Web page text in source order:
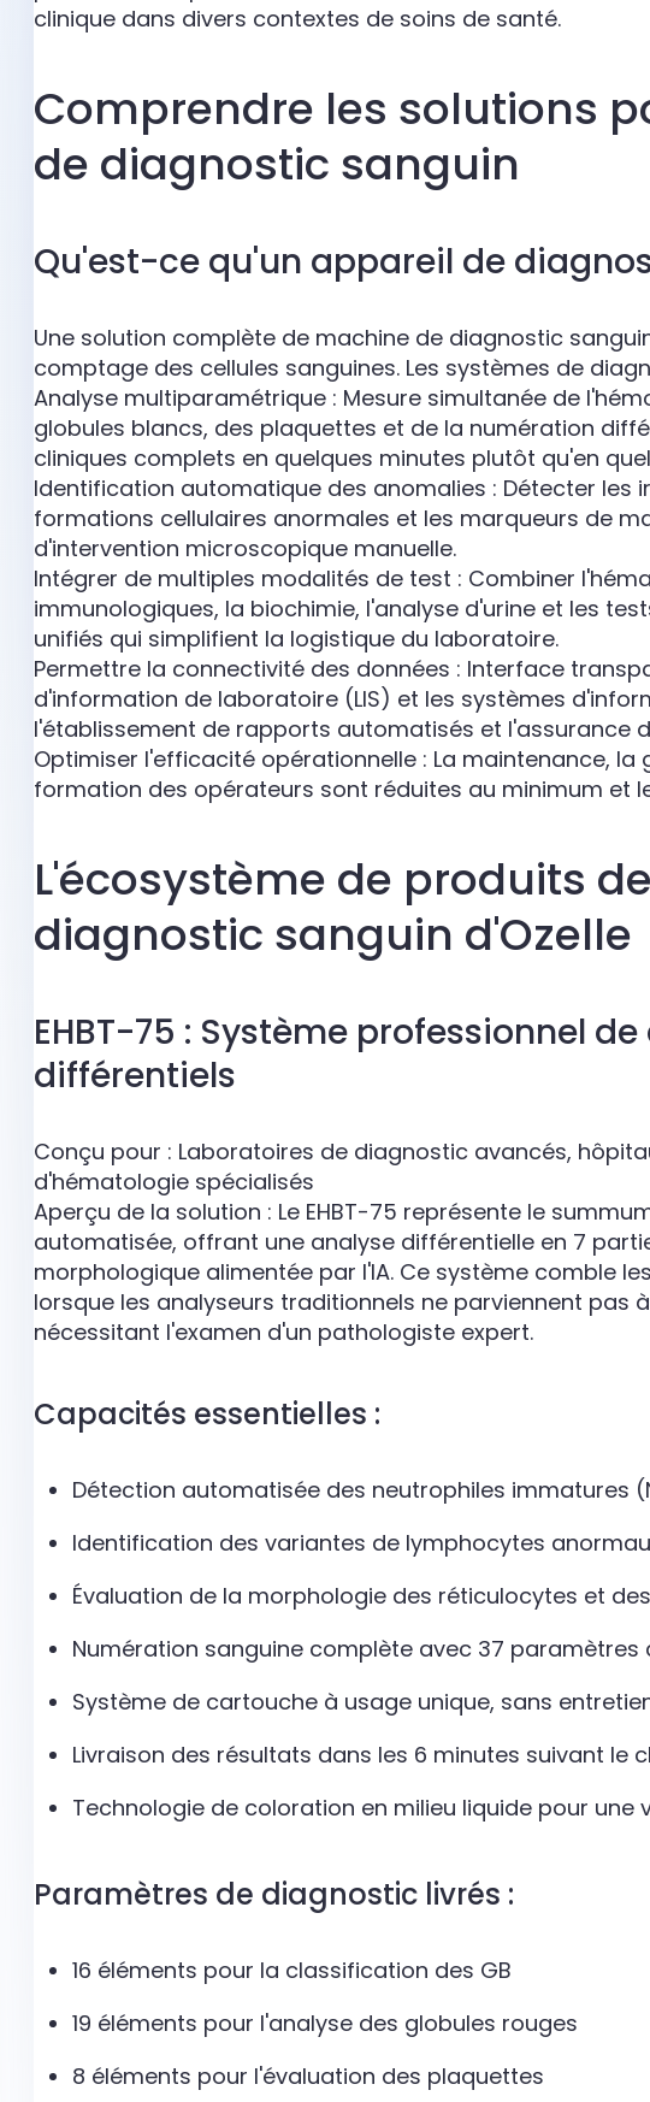
clinique dans divers contextes de soins de santé.
Comprendre les solutions
de diagnostic sanguin
Qu'est-ce qu'un appareil de
Une solution complète de machine de diagnostic
comptage des cellules sanguines. Les systèmes de
Analyse multiparamétrique : Mesure simultanée de
globules blancs, des plaquettes et de la numération
cliniques complets en quelques minutes plutôt qu'en
Identification automatique des anomalies : Détecter les
formations cellulaires anormales et les marqueurs de
d'intervention microscopique manuelle.
Intégrer de multiples modalités de test : Combiner
immunologiques, la biochimie, l'analyse d'urine et les
unifiés qui simplifient la logistique du laboratoire.
Permettre la connectivité des données : Interface
d'information de laboratoire (LIS) et les systèmes
l'établissement de rapports automatisés et l'assurance
Optimiser l'efficacité opérationnelle : La maintenance,
formation des opérateurs sont réduites au minimum et
L'écosystème de produits
diagnostic sanguin d'Ozelle
EHBT-75 : Système professionnel
différentiels
Conçu pour : Laboratoires de diagnostic avancés,
d'hématologie spécialisés
Aperçu de la solution : Le EHBT-75 représente le
automatisée, offrant une analyse différentielle en 7
morphologique alimentée par l'IA. Ce système comble
lorsque les analyseurs traditionnels ne parviennent pas
nécessitant l'examen d'un pathologiste expert.
Capacités essentielles :
Détection automatisée des neutrophiles immatures
Identification des variantes de lymphocytes
Évaluation de la morphologie des réticulocytes et
Numération sanguine complète avec 37 paramètres
Système de cartouche à usage unique, sans
Livraison des résultats dans les 6 minutes suivant le
Technologie de coloration en milieu liquide pour une
Paramètres de diagnostic livrés :
16 éléments pour la classification des GB
19 éléments pour l'analyse des globules rouges
8 éléments pour l'évaluation des plaquettes